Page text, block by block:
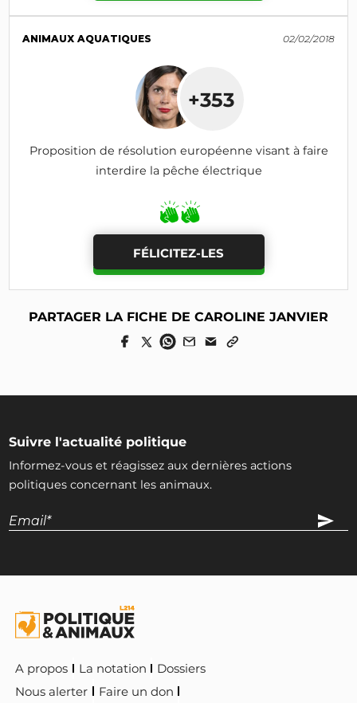
ANIMAUX AQUATIQUES 02/02/2018
+353
Proposition de résolution européenne visant à faire
interdire la pêche électrique
FÉLICITEZ-LES
PARTAGER LA FICHE DE CAROLINE JANVIER
Suivre l'actualité politique
Informez-vous et réagissez aux dernières actions
politiques concernant les animaux.
A propos La notation
Dossiers
Nous alerter
Faire un don